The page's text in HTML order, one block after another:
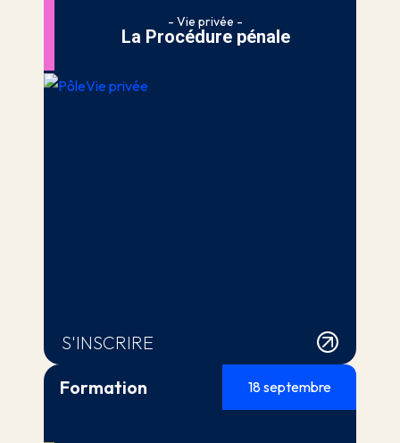
- Vie privée -
La Procédure pénale
S'INSCRIRE
Formation
18 septembre